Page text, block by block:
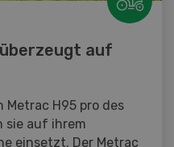
auf
Metrac H95 pro des
sie auf ihrem
einsetzt. Der Metrac